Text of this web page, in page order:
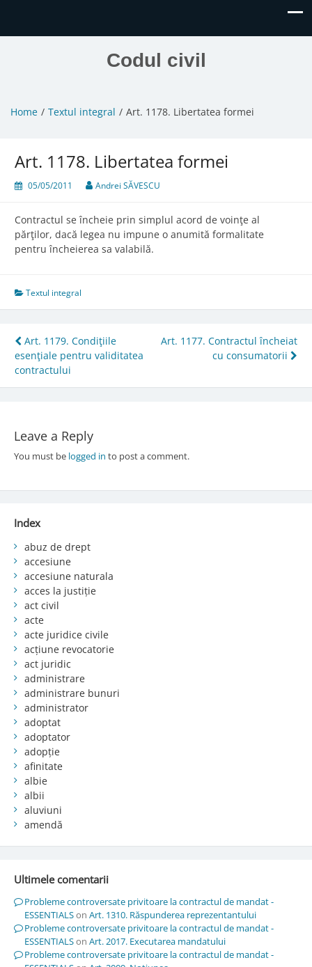
Codul civil
Home Textul integral Art. 1178. Libertatea formei
Art. 1178. Libertatea formei
05/05/2011 Andrei SĂVESCU
Contractul se încheie prin simplul acord de voinţe al
părţilor, dacă legea nu impune o anumită formalitate
pentru încheierea sa valabilă.
Textul integral
Post
navigation
Art. 1179. Condiţiile
esenţiale pentru validitatea
contractului
Art. 1177. Contractul încheiat
cu consumatorii
Leave a Reply
You must be logged in to post a comment.
Index
abuz de drept
accesiune
accesiune naturala
acces la justiție
act civil
acte
acte juridice civile
acțiune revocatorie
act juridic
administrare
administrare bunuri
administrator
adoptat
adoptator
adopție
afinitate
albie
albii
aluviuni
amendă
Ultimele comentarii
Probleme controversate privitoare la contractul de mandat -
ESSENTIALSon Art. 1310. Răspunderea reprezentantului
Probleme controversate privitoare la contractul de mandat -
ESSENTIALSon Art. 2017. Executarea mandatului
Probleme controversate privitoare la contractul de mandat -